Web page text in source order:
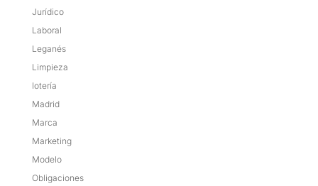
Jurídico
Laboral
Leganés
Limpieza
lotería
Madrid
Marca
Marketing
Modelo
Obligaciones